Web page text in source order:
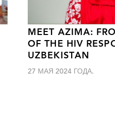
MEET AZIMA:
OF THE HIV
UZBEKISTAN
27 МАЯ 2024 ГОДА.